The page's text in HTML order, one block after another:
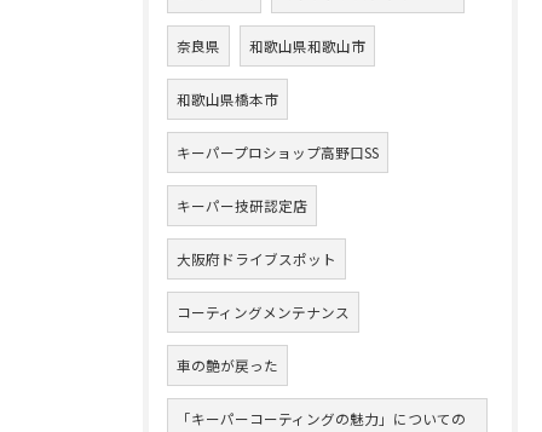
奈良県 和歌山県和歌山市
和歌山県橋本市
キーパープロショップ高野口SS
キーパー技研認定店
大阪府ドライブスポット
コーティングメンテナンス
車の艶が戻った
「キーパーコーティングの魅力」についての